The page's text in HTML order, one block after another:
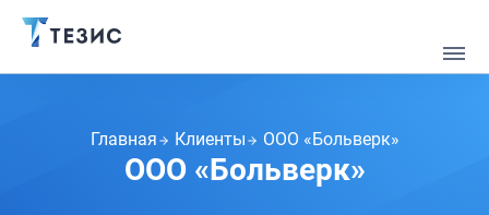
Главная Клиенты ООО «Больверк»
ООО «Больверк»